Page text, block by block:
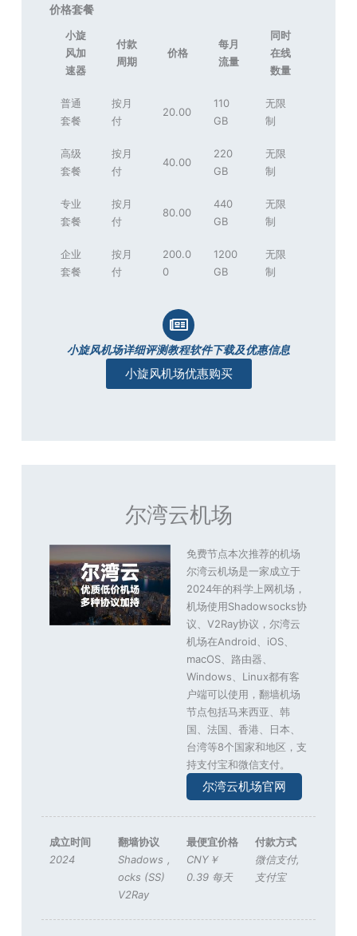
价格套餐
小旋
风加
速器
付款
周期
价格
每月
流量
同时
在线
数量
普通
套餐
按月
付
20.00
110
GB
无限
制
高级
套餐
按月
付
40.00
220
GB
无限
制
专业
套餐
按月
付
80.00
440
GB
无限
制
企业
套餐
按月
付
200.0
0
1200
GB
无限
制
小旋风机场详细评测教程软件下载及优惠信息
小旋风机场优惠购买
尔湾云机场
免费节点本次推荐的机场
尔湾云机场是一家成立于
2024年的科学上网机场，
机场使用Shadowsocks协
议、V2Ray协议，尔湾云
机场在Android、iOS、
macOS、路由器、
Windows、Linux都有客
户端可以使用，翻墙机场
节点包括马来西亚、韩
国、法国、香港、日本、
台湾等8个国家和地区，支
持支付宝和微信支付。
尔湾云机场官网
成立时间
2024
翻墙协议
Shadows
ocks (SS)
,
V2Ray
最便宜价格
CNY￥
0.39 每天
付款方式
微信支付,
支付宝